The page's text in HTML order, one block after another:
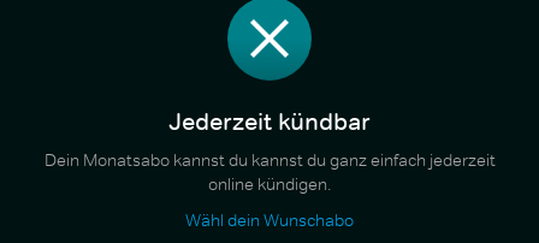
Jederzeit kündbar
Dein Monatsabo kannst du kannst du ganz einfach jederzeit
online kündigen.
Wähl dein Wunschabo